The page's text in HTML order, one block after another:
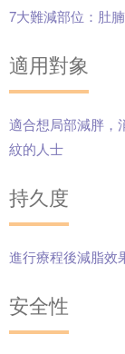
7大難減部位：肚
適用對象
適合想局部減胖，
紋的人士
持久度
進行療程後減脂效
安全性